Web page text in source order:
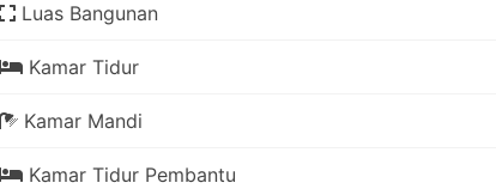
Luas Bangunan
Kamar Tidur
Kamar Mandi
Kamar Tidur Pembantu